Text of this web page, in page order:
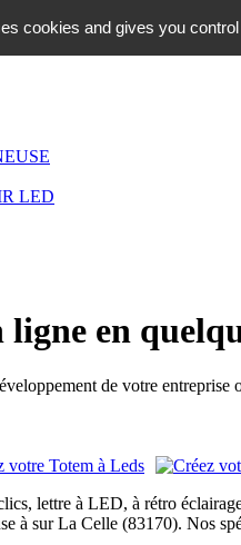
LED
ligne en
de votre
lettre à LED, à rétro
à sur La Celle (83170). Nos
cookies and gives you